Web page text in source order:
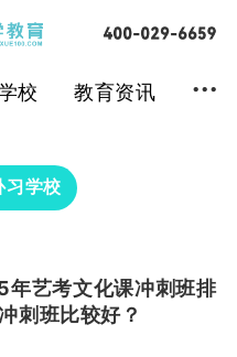
校 教育资讯 ...
习学校
艺考文化课冲刺班排
刺班比较好？